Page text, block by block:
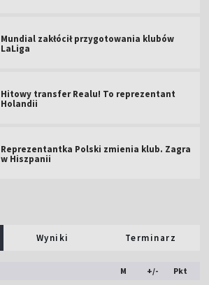
Mundial zakłócił przygotowania klubów
LaLiga
Hitowy transfer Realu! To reprezentant
Holandii
Reprezentantka Polski zmienia klub. Zagra
w Hiszpanii
Wyniki Terminarz
M +/- Pkt